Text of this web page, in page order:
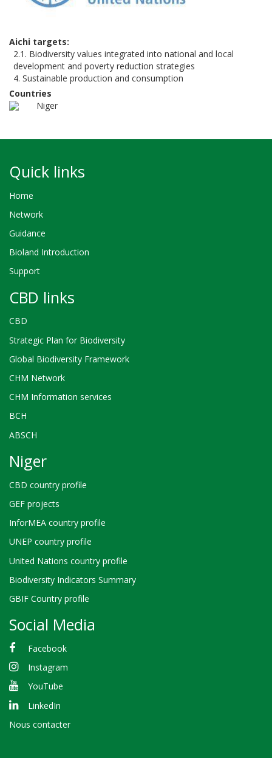
Aichi targets
2.1. Biodiversity values integrated into national and local
development and poverty reduction strategies
4. Sustainable production and consumption
Countries
Niger
Quick links
Home
Network
Guidance
Bioland Introduction
Support
CBD links
CBD
Strategic Plan for Biodiversity
Global Biodiversity Framework
CHM Network
CHM Information services
BCH
ABSCH
Niger
CBD country profile
GEF projects
InforMEA country profile
UNEP country profile
United Nations country profile
Biodiversity Indicators Summary
GBIF Country profile
Social Media
Facebook
Instagram
YouTube
LinkedIn
Nous contacter